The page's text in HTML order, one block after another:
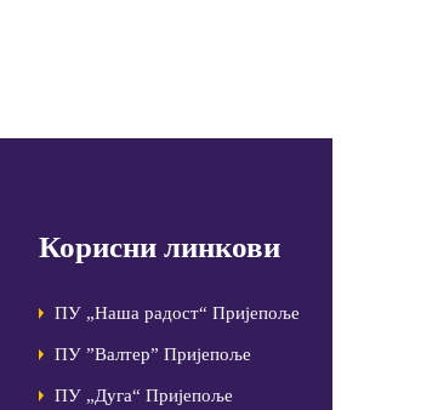
Корисни линкови
ПУ „Наша радост“ Пријепоље
ПУ ”Валтер” Пријепоље
ПУ „Дуга“ Пријепоље